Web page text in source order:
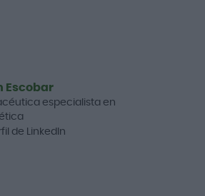
Escobar
especialista en
de LinkedIn